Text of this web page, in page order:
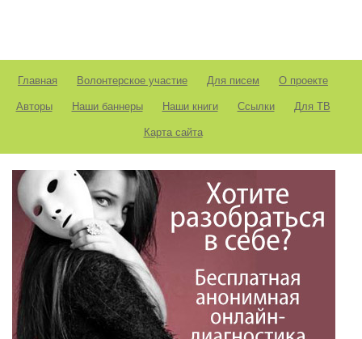
Главная Волонтерское участие Для писем О проекте
Авторы Наши баннеры Наши книги Ссылки Для ТВ
Карта сайта